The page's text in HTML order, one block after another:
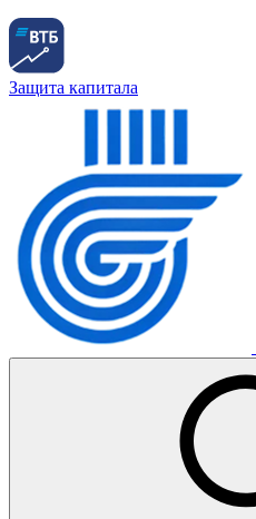
Защита капитала